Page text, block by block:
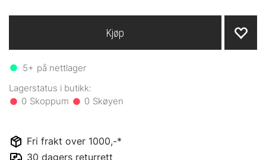
5+ på nettlager
0 0
Kjøp
Fri frakt over 1000,-*
30 dagers returrett